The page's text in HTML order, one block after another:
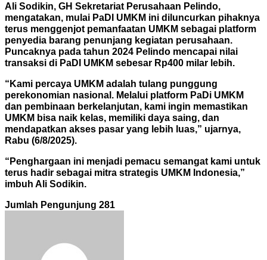
Ali Sodikin, GH Sekretariat Perusahaan Pelindo,
mengatakan, mulai PaDI UMKM ini diluncurkan pihaknya
terus menggenjot pemanfaatan UMKM sebagai platform
penyedia barang penunjang kegiatan perusahaan.
Puncaknya pada tahun 2024 Pelindo mencapai nilai
transaksi di PaDI UMKM sebesar Rp400 milar lebih.
“Kami percaya UMKM adalah tulang punggung
perekonomian nasional. Melalui platform PaDi UMKM
dan pembinaan berkelanjutan, kami ingin memastikan
UMKM bisa naik kelas, memiliki daya saing, dan
mendapatkan akses pasar yang lebih luas,” ujarnya,
Rabu (6/8/2025).
“Penghargaan ini menjadi pemacu semangat kami untuk
terus hadir sebagai mitra strategis UMKM Indonesia,”
imbuh Ali Sodikin.
Jumlah Pengunjung 281